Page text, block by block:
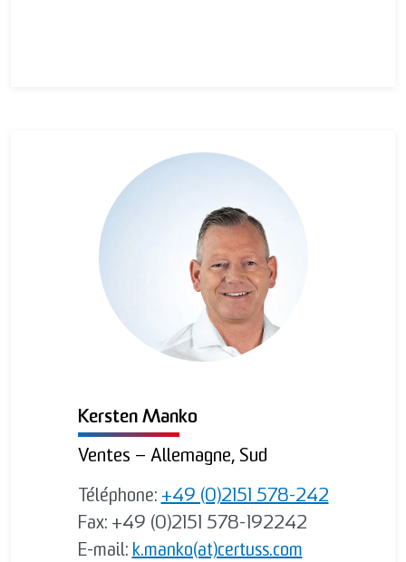
Ventes – Allemagne, Sud
Kersten Manko
Téléphone: +49 (0)2151 578-242
Fax: +49 (0)2151 578-192242
E-mail: k.manko(at)certuss.com